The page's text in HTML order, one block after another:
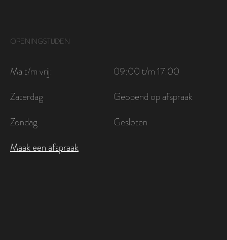
OPENINGSTIJDEN
Ma t/m vrij:
09:00 t/m 17:00
Zaterdag
Geopend op afspraak
Zondag
Gesloten
Maak een afspraak